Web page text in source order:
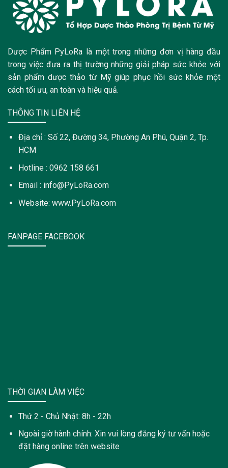
Dược Phẩm PyLoRa là một trong những đơn vị hàng đầu
trong việc đưa ra thị trường những giải pháp sức khỏe với
sản phẩm dược thảo từ Mỹ giúp phục hồi sức khỏe một
cách tối ưu, an toàn và hiệu quả.
THÔNG TIN LIÊN HỆ
Địa chỉ : Số 22, Đường 34, Phường An Phú, Quận 2, Tp.
HCM
Hotline : 0962 158 661
Email : info@PyLoRa.com
Website: www.PyLoRa.com
FANPAGE FACEBOOK
THỜI GIAN LÀM VIỆC
Thứ 2 - Chủ Nhật: 8h - 22h
Ngoài giờ hành chính: Xin vui lòng đăng ký tư vấn hoặc
đặt hàng online trên website